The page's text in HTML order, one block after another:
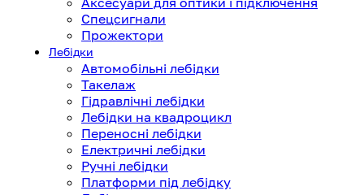
Спецсигнали
Прожектори
Лебідки
Автомобільні лебідки
Такелаж
Гідравлічні лебідки
Лебідки на квадроцикл
Переносні лебідки
Електричні лебідки
Ручні лебідки
Платформи під лебідку